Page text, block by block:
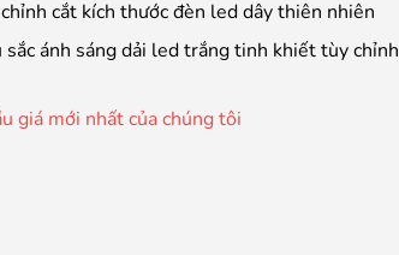
cắt kích thước đèn led dây thiên nhiên
sắc ánh sáng dải led trắng tinh khiết tùy chỉnh
giá mới nhất của chúng tôi